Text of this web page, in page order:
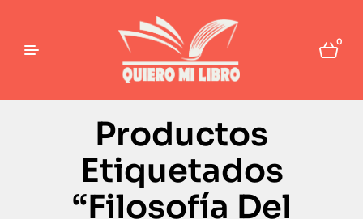
0
Productos
Etiquetados
“Filosofía Del